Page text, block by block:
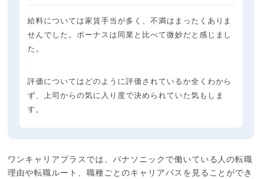
給料については家賃手当が多く、不満はまったくありま
せんでした。ボーナスは同業と比べて微妙だと感じまし
た。
評価についてはどのように評価されているか全くわから
ず、上司からの気に入り度で決められていた気もしま
す。
ワンキャリアプラスでは、パナソニックで働いている人の転職
理由や転職ルート、職種ごとのキャリアパスを見ることができ